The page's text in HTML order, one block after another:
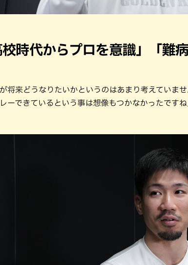
校時代からプロを意識」「難
が将来どうなりたいかというのはあまり考えていま
ーできているという事は想像もつかなかったですね